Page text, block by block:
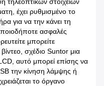
τηλεοπτικών στοιχείων
έχει ρυθμισμένο το
για να την κάνει τη
ασφαλές
μπορείτε
σχέδιο Suntor μια
αυτό μπορεί επίσης να
την κίνηση λάμψης ή
το όργανο